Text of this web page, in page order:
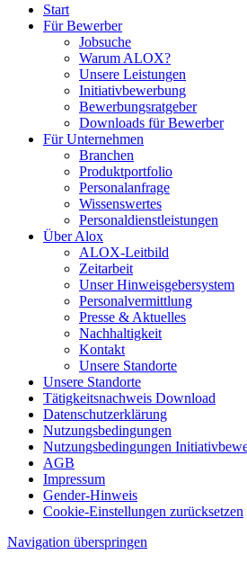
Start
Für Bewerber
Jobsuche
Warum ALOX?
Unsere Leistungen
Initiativbewerbung
Bewerbungsratgeber
Downloads für Bewerber
Für Unternehmen
Branchen
Produktportfolio
Personalanfrage
Wissenswertes
Personaldienstleistungen
Über Alox
ALOX-Leitbild
Zeitarbeit
Unser Hinweisgebersystem
Personalvermittlung
Presse & Aktuelles
Nachhaltigkeit
Kontakt
Unsere Standorte
Unsere Standorte
Tätigkeitsnachweis Download
Datenschutzerklärung
Nutzungsbedingungen
Nutzungsbedingungen
AGB
Impressum
Gender-Hinweis
Cookie-Einstellungen zurücksetzen
Navigation überspringen